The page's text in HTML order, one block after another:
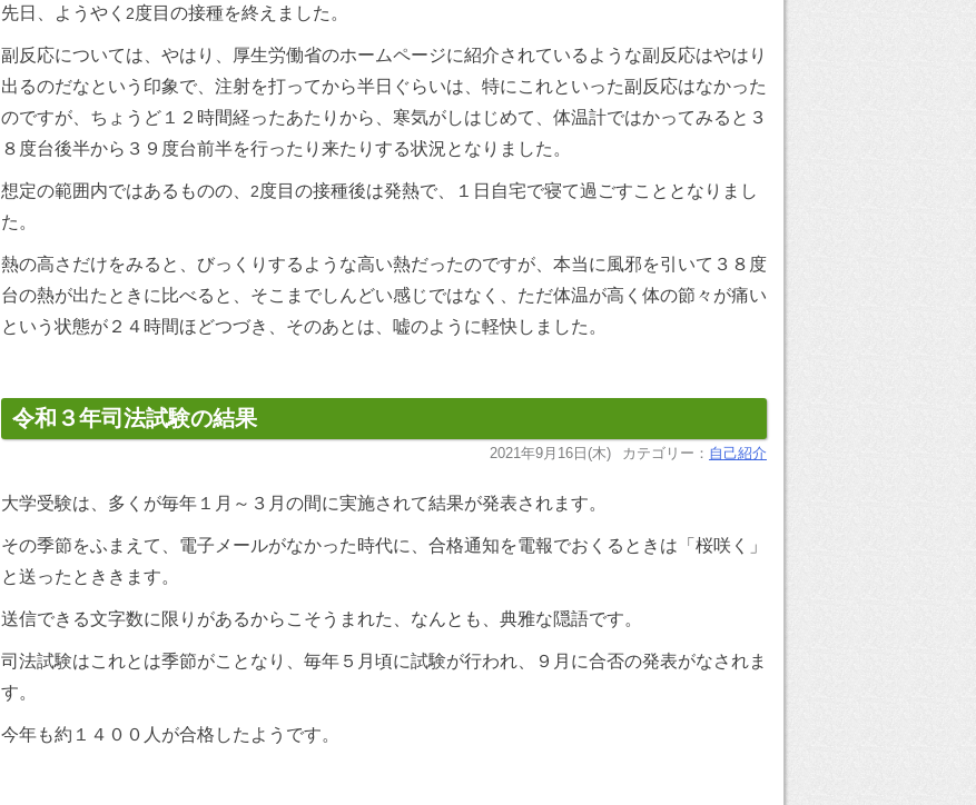
先日、ようやく 2度目の接種を終えました。
副反応については、やはり、厚生労働省のホームページに紹介されているような副反応はやはり
出るのだなという印象で、注射を打ってから半日ぐらいは、特にこれといった副反応はなかった
のですが、ちょうど１２時間経ったあたりから、寒気がしはじめて、体温計ではかってみると３
８度台後半から３９度台前半を行ったり来たりする状況となりました。
想定の範囲内ではあるものの、 2度目の接種後は発熱で、１日自宅で寝て過ごすこととなりまし
た。
熱の高さだけをみると、びっくりするような高い熱だったのですが、本当に風邪を引いて３８度
台の熱が出たときに比べると、そこまでしんどい感じではなく、ただ体温が高く体の節々が痛い
という状態が２４時間ほどつづき、そのあとは、嘘のように軽快しました。
令和３年司法試験の結果
2021年9月16日(木) カテゴリー： 自己紹介
大学受験は、多くが毎年１月～３月の間に実施されて結果が発表されます。
その季節をふまえて、電子メールがなかった時代に、合格通知を電報でおくるときは「桜咲く」
と送ったとききます。
送信できる文字数に限りがあるからこそうまれた、なんとも、典雅な隠語です。
司法試験はこれとは季節がことなり、毎年５月頃に試験が行われ、９月に合否の発表がなされま
す。
今年も約１４００人が合格したようです。